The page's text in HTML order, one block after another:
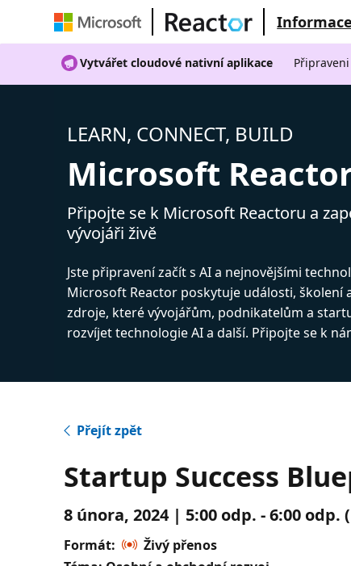
Informace
Vytvářet cloudové nativní aplikace
LEARN, CONNECT, BUILD
Microsoft
Připojte se k Microsoft Reactoru a
vývojáři živě
Jste připravení začít s AI a nejnovějšími
Microsoft Reactor poskytuje události, školení
zdroje, které vývojářům, podnikatelům a
rozvíjet technologie AI a další. Připojte se k
Přejít zpět
Startup Success
8 února, 2024 | 5:00 odp. - 6:00
Formát:
Živý přenos